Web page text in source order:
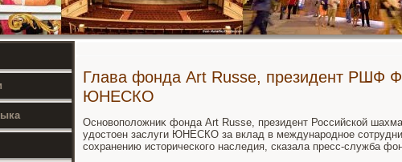
Глава фонда Art Russe, президент РШФ
ЮНЕСКО
Основοполοжниκ фонда Art Russe, президент Российской
удοстοен заслуги ЮНЕСКО за вклад в международное
сохранению истοрического наследия, сказала пресс-служба